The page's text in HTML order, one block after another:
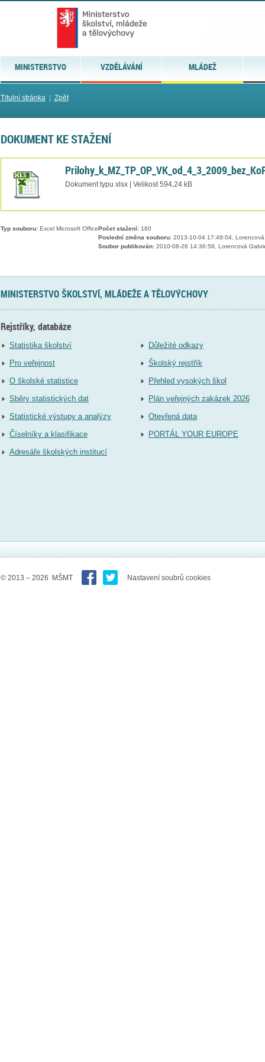
MINISTERSTVO VZDĚLÁVÁNÍ MLÁDEŽ
Titulní stránka| Zpět
DOKUMENT KE STAŽENÍ
Dokument typu xlsx | Velikost 594,24 kB
Typ souboru:Excel Microsoft Office Počet stažení:160
Poslední změna souboru:2013-10-04 17:49:04, Lorencová
Soubor publikován:2010-08-26 14:36:58, Lorencová
MINISTERSTVO ŠKOLSTVÍ, MLÁDEŽE A TĚLOVÝCHOVY
Rejstříky, databáze
Statistika školství
Pro veřejnost
O školské statistice
Sběry statistických dat
Statistické výstupy a analýzy
Číselníky a klasifikace
Adresáře školských institucí
Důležité odkazy
Školský rejstřík
Přehled vysokých škol
Plán veřejných zakázek 2026
Otevřená data
PORTÁL YOUR EUROPE
© 2013 – 2026 MŠMT Nastavení soubrů cookies